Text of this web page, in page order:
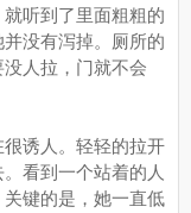
听到了里面粗粗的
没有泻掉。厕所的
人拉，门就不会
诱人。轻轻的拉开
看到一个站着的人
键的是，她一直低